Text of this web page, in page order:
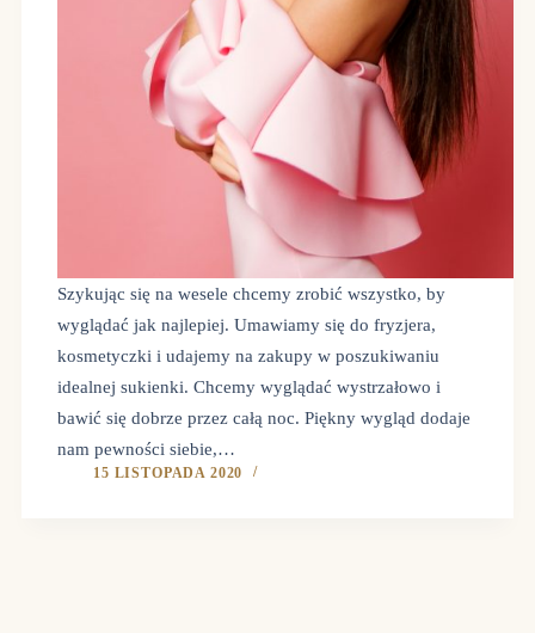
Szykując się na wesele chcemy zrobić wszystko, by
wyglądać jak najlepiej. Umawiamy się do fryzjera,
kosmetyczki i udajemy na zakupy w poszukiwaniu
idealnej sukienki. Chcemy wyglądać wystrzałowo i
bawić się dobrze przez całą noc. Piękny wygląd dodaje
nam pewności siebie,…
15 LISTOPADA 2020